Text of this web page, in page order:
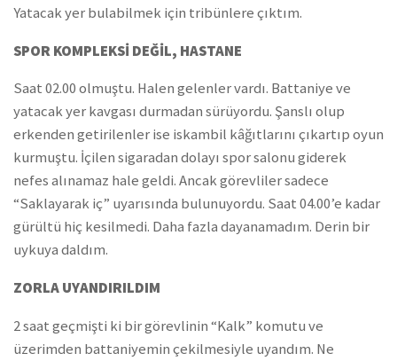
Yatacak yer bulabilmek için tribünlere çıktım.
SPOR KOMPLEKSİ DEĞİL, HASTANE
Saat 02.00 olmuştu. Halen gelenler vardı. Battaniye ve
yatacak yer kavgası durmadan sürüyordu. Şanslı olup
erkenden getirilenler ise iskambil kâğıtlarını çıkartıp oyun
kurmuştu. İçilen sigaradan dolayı spor salonu giderek
nefes alınamaz hale geldi. Ancak görevliler sadece
“Saklayarak iç” uyarısında bulunuyordu. Saat 04.00’e kadar
gürültü hiç kesilmedi. Daha fazla dayanamadım. Derin bir
uykuya daldım.
ZORLA UYANDIRILDIM
2 saat geçmişti ki bir görevlinin “Kalk” komutu ve
üzerimden battaniyemin çekilmesiyle uyandım. Ne